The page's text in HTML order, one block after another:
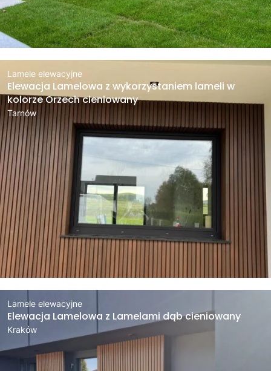
Lamele elewacyjne
Elewacja Lamelowa z wykorzystaniem lameli w
kolorze Orzech cieniowany
Tarnów
Lamele elewacyjne
Elewacja Lamelowa z Lamelami dąb cieniowany
Kraków